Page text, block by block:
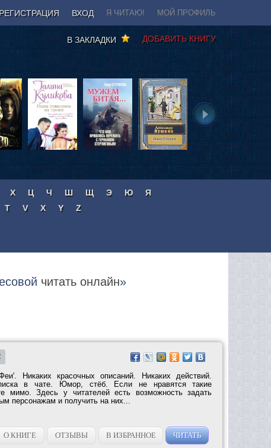
РЕГИСТРАЦИЯ ВХОД Я ЧИТАЮ! МОЙ ПРОФИЛЬ
ДОБАВИТЬ КНИГУ
В ЗАКЛАДКИ
Х Ц Ч Ш Щ Э Ю
Я
T V X Y Z
читать онлайн»
Никаких красочных описаний. Никаких действий.
в чате. Юмор, стёб. Если не нравятся такие
мимо. Здесь у читателей есть возможность задать
персонажам и получить на них...
О КНИГЕ ОТЗЫВЫ В ИЗБРАННОЕ ЧИТАТЬ